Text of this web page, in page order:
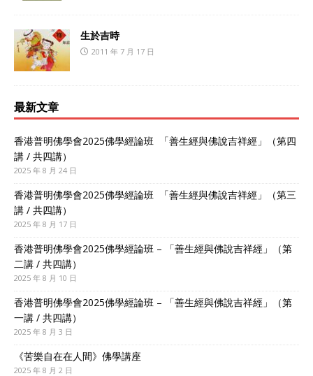
生於吉時
2011 年 7 月 17 日
最新文章
香港普明佛學會2025佛學經論班 「善生經與佛說吉祥經」（第四
講 / 共四講）
2025 年 8 月 24 日
香港普明佛學會2025佛學經論班 「善生經與佛說吉祥經」（第三
講 / 共四講）
2025 年 8 月 17 日
香港普明佛學會2025佛學經論班 – 「善生經與佛說吉祥經」（第
二講 / 共四講）
2025 年 8 月 10 日
香港普明佛學會2025佛學經論班 – 「善生經與佛說吉祥經」（第
一講 / 共四講）
2025 年 8 月 3 日
《苦樂自在在人間》佛學講座
2025 年 8 月 2 日